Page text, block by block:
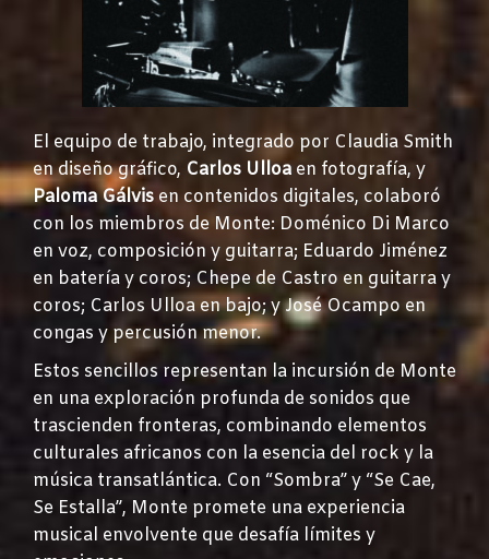
El equipo de trabajo, integrado por Claudia Smith
en diseño gráfico, Carlos Ulloa en fotografía, y
Paloma Gálvis en contenidos digitales, colaboró
con los miembros de Monte: Doménico Di Marco
en voz, composición y guitarra; Eduardo Jiménez
en batería y coros; Chepe de Castro en guitarra y
coros; Carlos Ulloa en bajo; y José Ocampo en
congas y percusión menor.
Estos sencillos representan la incursión de Monte
en una exploración profunda de sonidos que
trascienden fronteras, combinando elementos
culturales africanos con la esencia del rock y la
música transatlántica. Con “Sombra” y “Se Cae,
Se Estalla”, Monte promete una experiencia
musical envolvente que desafía límites y